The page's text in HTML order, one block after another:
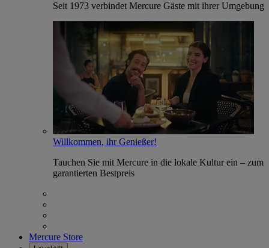
Seit 1973 verbindet Mercure Gäste mit ihrer Umgebung
Willkommen, ihr Genießer!
Tauchen Sie mit Mercure in die lokale Kultur ein – zum
garantierten Bestpreis
Mercure Store